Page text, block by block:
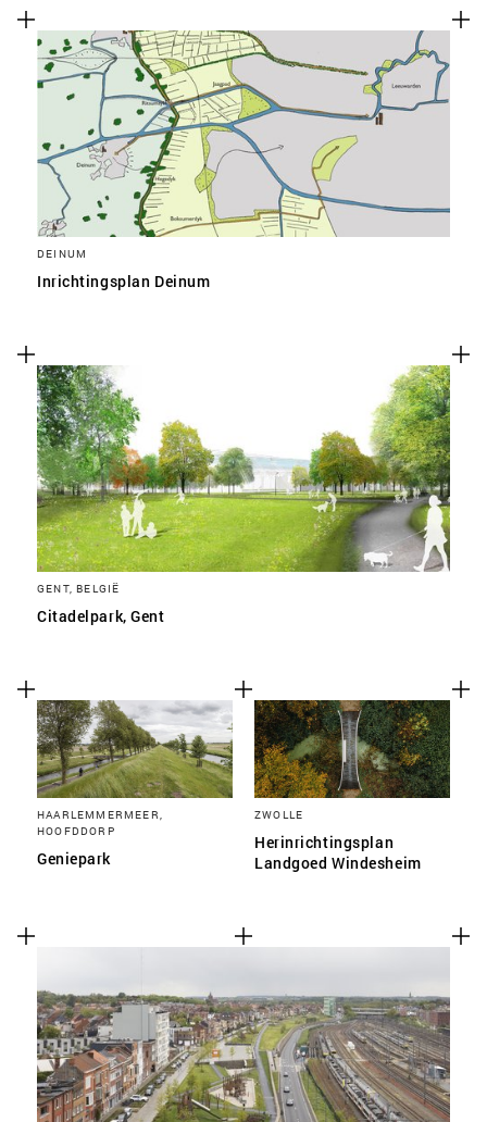
DEINUM
Inrichtingsplan Deinum
GENT, BELGIË
Citadelpark, Gent
HAARLEMMERMEER,
HOOFDDORP
Geniepark
ZWOLLE
Herinrichtingsplan
Landgoed Windesheim